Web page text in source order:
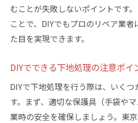
むことが失敗しないポイントです
ことで、DIYでもプロのリペア業
た目を実現できます。
DIYでできる下地処理の注意ポイ
DIYで下地処理を行う際は、いく
す。まず、適切な保護具（手袋や
業時の安全を確保しましょう。東